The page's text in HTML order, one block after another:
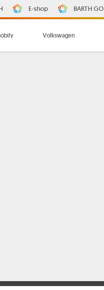
E-shop BARTH GO
Volkswagen